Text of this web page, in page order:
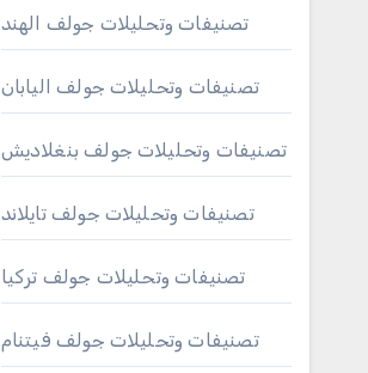
تصنيفات وتحليلات جولف الهند
تصنيفات وتحليلات جولف اليابان
تصنيفات وتحليلات جولف بنغلاديش
تصنيفات وتحليلات جولف تايلاند
تصنيفات وتحليلات جولف تركيا
تصنيفات وتحليلات جولف فيتنام